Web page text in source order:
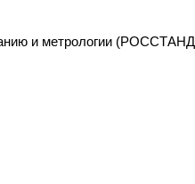
и метрологии